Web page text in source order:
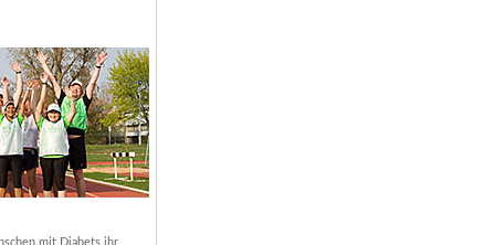
mit Diabets ihr